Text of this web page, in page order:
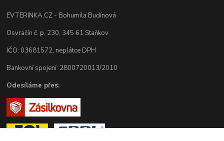
EVTERINKA.CZ - Bohumila Budínová
Osvračín č. p. 230, 345 61 Staňkov
IČO: 03681572, neplátce DPH
Bankovní spojení: 2800720013/2010
Odesíláme přes: